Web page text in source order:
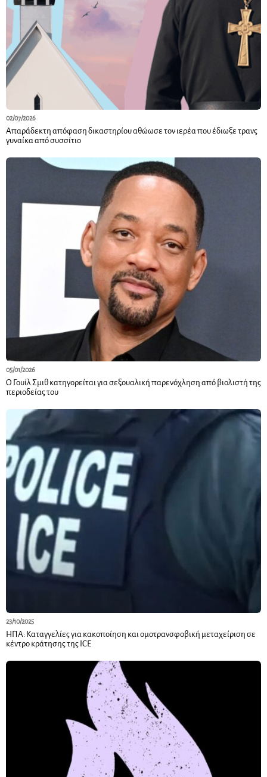
02/07/2026
Απαράδεκτη απόφαση δικαστηρίου αθώωσε τον ιερέα που έδιωξε τρανς
γυναίκα από συσσίτιο
05/01/2026
Ο Γουίλ Σμιθ κατηγορείται για σεξουαλική παρενόχληση από βιολιστή της
περιοδείας του
23/10/2025
ΗΠΑ: Καταγγελίες για κακοποίηση και ομοτρανσφοβική μεταχείριση σε
κέντρο κράτησης της ICE